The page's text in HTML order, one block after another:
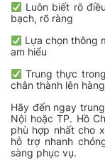
Luôn biết rõ
bạch, rõ ràng
Lựa chọn thông
am hiểu
Trung thực
chân thành lên
Hãy đến ngay
Nội hoặc TP. Hồ
phù hợp nhất cho
hỗ trợ nhanh
sàng phục vụ.